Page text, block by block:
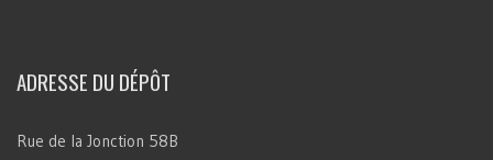
ADRESSE DU DÉPÔT
Rue de la Jonction 58B